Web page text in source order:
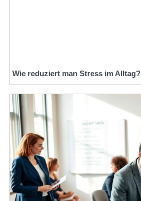
Wie reduziert man Stress im Alltag?